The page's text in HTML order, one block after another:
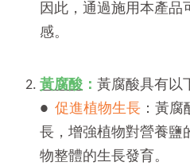
因此，通過施用本產品
感。
黃腐酸： 黃腐酸具有以
● 促進植物生長 ：黃
長，增強植物對營養鹽
物整體的生長發育。